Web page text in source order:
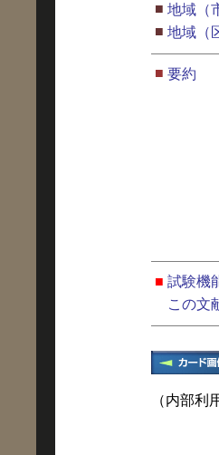
■ 地域（
■ 地域（
■ 要約
■ 試験機
この文
（内部利